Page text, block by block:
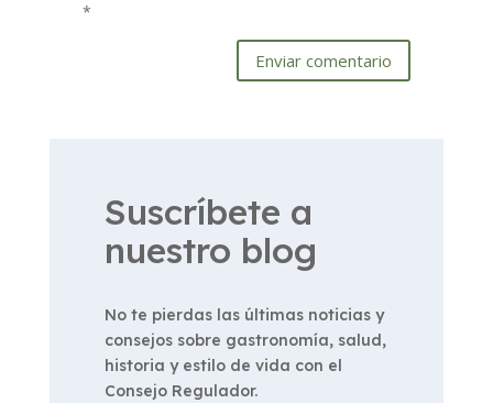
*
Enviar comentario
Suscríbete a
nuestro blog
No te pierdas las últimas noticias y
consejos sobre gastronomía, salud,
historia y estilo de vida con el
Consejo Regulador.